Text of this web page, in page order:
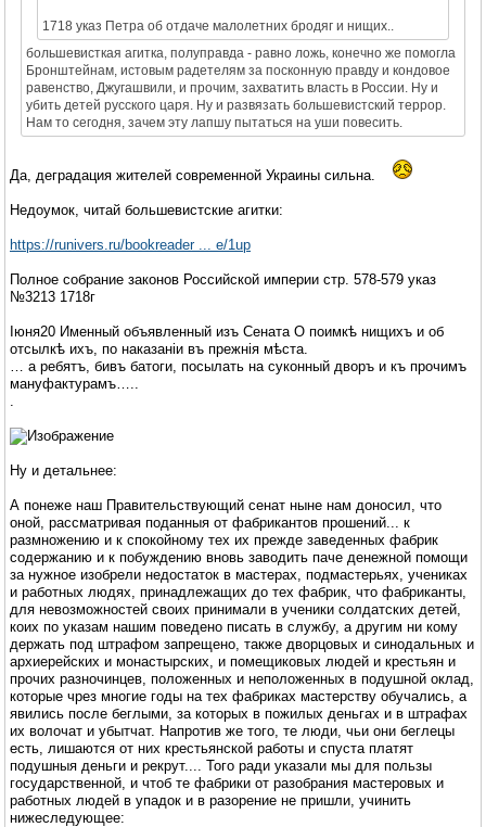
1718 указ Петра об отдаче малолетних бродяг и нищих..
большевисткая агитка, полуправда - равно ложь, конечно же помогла
Бронштейнам, истовым радетелям за посконную правду и кондовое
равенство, Джугашвили, и прочим, захватить власть в России. Ну и
убить детей русского царя. Ну и развязать большевистский террор.
Нам то сегодня, зачем эту лапшу пытаться на уши повесить.
Да, деградация жителей современной Украины сильна.
Недоумок, читай большевистские агитки:
https://runivers.ru/bookreader ... e/1up
Полное собрание законов Российской империи стр. 578-579 указ
№3213 1718г
Iюня20 Именный объявленный изъ Сената О поимкѣ нищихъ и об
отсылкѣ ихъ, по наказанiи въ прежнiя мѣста.
… а ребятъ, бивъ батоги, посылать на суконный дворъ и къ прочимъ
мануфактурамъ…..
Ну и детальнее:
А понеже наш Правительствующий сенат ныне нам доносил, что
оной, рассматривая поданныя от фабрикантов прошений... к
размножению и к спокойному тех их прежде заведенных фабрик
содержанию и к побуждению вновь заводить паче денежной помощи
за нужное изобрели недостаток в мастерах, подмастерьях, учениках
и работных людях, принадлежащих до тех фабрик, что фабриканты,
для невозможностей своих принимали в ученики солдатских детей,
коих по указам нашим поведено писать в службу, а другим ни кому
держать под штрафом запрещено, также дворцовых и синодальных и
архиерейских и монастырских, и помещиковых людей и крестьян и
прочих разночинцев, положенных и неположенных в подушной оклад,
которые чрез многие годы на тех фабриках мастерству обучались, а
явились после беглыми, за которых в пожилых деньгах и в штрафах
их волочат и убытчат. Напротив же того, те люди, чьи они беглецы
есть, лишаются от них крестьянской работы и спуста платят
подушныя деньги и рекрут.... Того ради указали мы для пользы
государственной, и чтоб те фабрики от разобрания мастеровых и
работных людей в упадок и в разорение не пришли, учинить
нижеследующее: